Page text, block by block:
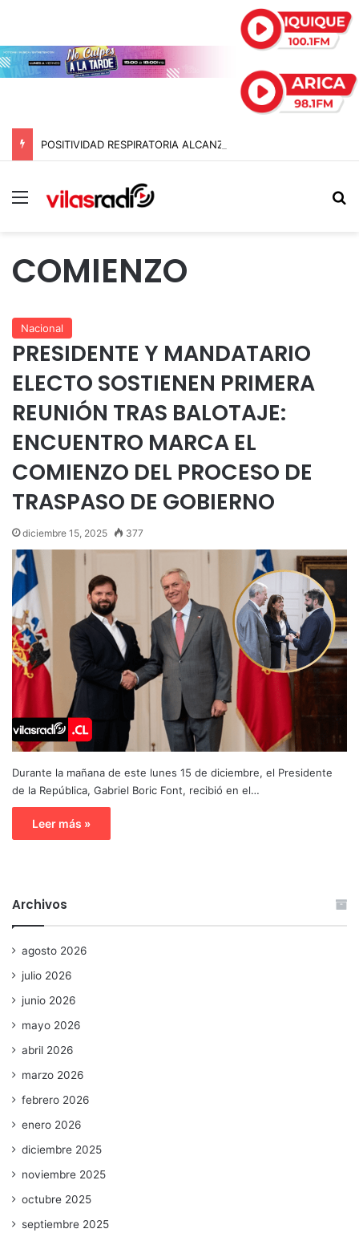
Menú
COMIENZO
Nacional
PRESIDENTE Y MANDATARIO
ELECTO SOSTIENEN PRIMERA
REUNIÓN TRAS BALOTAJE:
ENCUENTRO MARCA EL
COMIENZO DEL PROCESO DE
TRASPASO DE GOBIERNO
diciembre 15, 2025 377
Durante la mañana de este lunes 15 de diciembre, el Presidente
de la República, Gabriel Boric Font, recibió en el…
Leer más »
Archivos
agosto 2026
julio 2026
junio 2026
mayo 2026
abril 2026
marzo 2026
febrero 2026
enero 2026
diciembre 2025
noviembre 2025
octubre 2025
septiembre 2025